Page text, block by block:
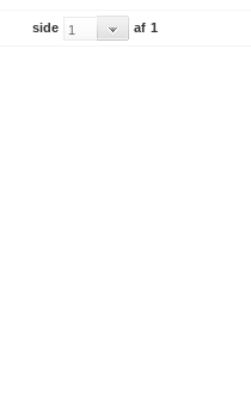
side af 1